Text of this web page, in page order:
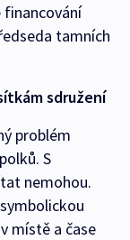
financování
tamních
sdružení
problém
S
nemohou.
místě a čase